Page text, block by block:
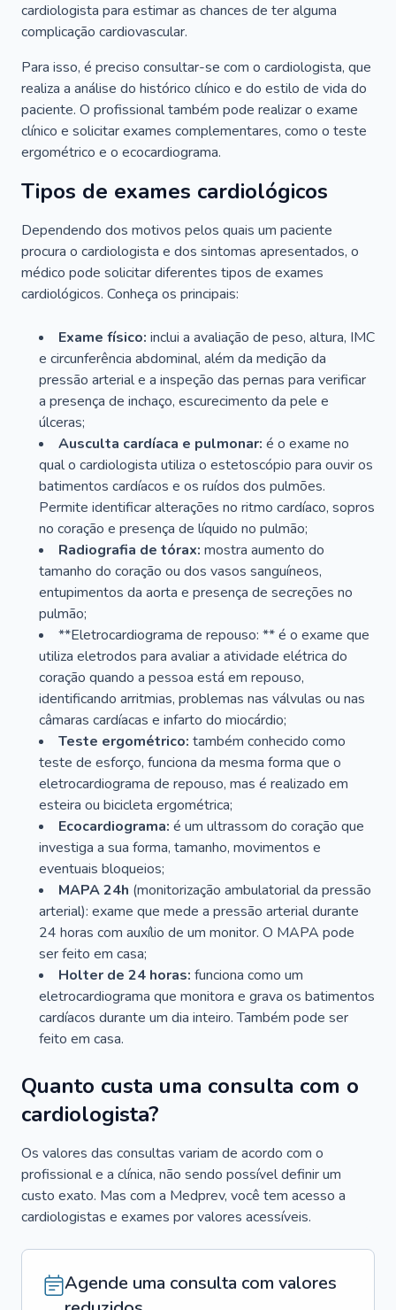
cardiologista para estimar as chances de ter alguma
complicação cardiovascular.
Para isso, é preciso consultar-se com o cardiologista, que
realiza a análise do histórico clínico e do estilo de vida do
paciente. O profissional também pode realizar o exame
clínico e solicitar exames complementares, como o teste
ergométrico e o ecocardiograma.
Tipos de exames cardiológicos
Dependendo dos motivos pelos quais um paciente
procura o cardiologista e dos sintomas apresentados, o
médico pode solicitar diferentes tipos de exames
cardiológicos. Conheça os principais:
Exame físico: inclui a avaliação de peso, altura, IMC
e circunferência abdominal, além da medição da
pressão arterial e a inspeção das pernas para verificar
a presença de inchaço, escurecimento da pele e
úlceras;
Ausculta cardíaca e pulmonar: é o exame no
qual o cardiologista utiliza o estetoscópio para ouvir os
batimentos cardíacos e os ruídos dos pulmões.
Permite identificar alterações no ritmo cardíaco, sopros
no coração e presença de líquido no pulmão;
Radiografia de tórax: mostra aumento do
tamanho do coração ou dos vasos sanguíneos,
entupimentos da aorta e presença de secreções no
pulmão;
**Eletrocardiograma de repouso: ** é o exame que
utiliza eletrodos para avaliar a atividade elétrica do
coração quando a pessoa está em repouso,
identificando arritmias, problemas nas válvulas ou nas
câmaras cardíacas e infarto do miocárdio;
Teste ergométrico: também conhecido como
teste de esforço, funciona da mesma forma que o
eletrocardiograma de repouso, mas é realizado em
esteira ou bicicleta ergométrica;
Ecocardiograma: é um ultrassom do coração que
investiga a sua forma, tamanho, movimentos e
eventuais bloqueios;
MAPA 24h (monitorização ambulatorial da pressão
arterial): exame que mede a pressão arterial durante
24 horas com auxílio de um monitor. O MAPA pode
ser feito em casa;
Holter de 24 horas: funciona como um
eletrocardiograma que monitora e grava os batimentos
cardíacos durante um dia inteiro. Também pode ser
feito em casa.
Quanto custa uma consulta com o
cardiologista?
Os valores das consultas variam de acordo com o
profissional e a clínica, não sendo possível definir um
custo exato. Mas com a Medprev, você tem acesso a
cardiologistas e exames por valores acessíveis.
Agende uma consulta com valores